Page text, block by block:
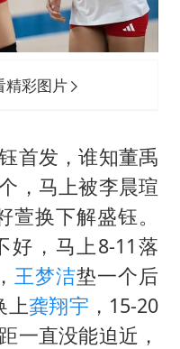
精彩图片
首发，谁知董禹
，马上被李晨瑄
换下解盛钰。
好，马上8-11落
王梦洁垫一个后
上龚翔宇 ，15-20
一直没能迫近，